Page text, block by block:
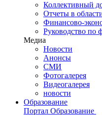
Коллективный
Отчеты в
Финансово-
Руководство по
Медиа
Новости
Анонсы
СМИ
Фотогалерея
Видеогалерея
новости
Образование
Портал Образование